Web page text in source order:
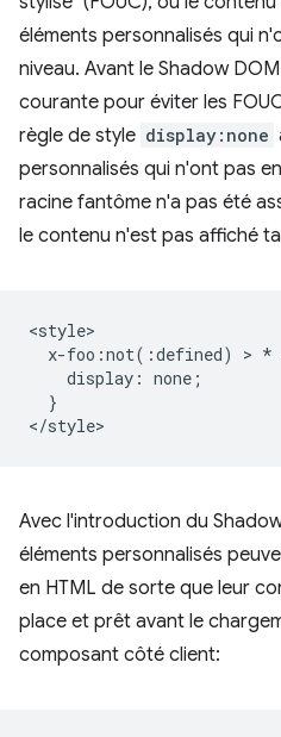
éléments personnalisés qui
niveau. Avant le Shadow
courante pour éviter les
règle de style display:none
personnalisés qui n'ont pas
racine fantôme n'a pas été
le contenu n'est pas affiché
<style>
x-foo:not(:defined) > *
    display: none;
  }
Avec l'introduction du
éléments personnalisés
en HTML de sorte que leur
place et prêt avant le
composant côté client: